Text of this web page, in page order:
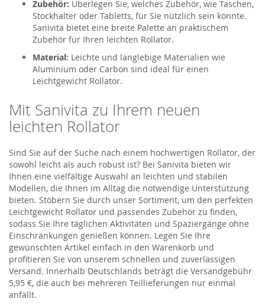
Zubehör: Überlegen Sie, welches Zubehör, wie Taschen,
Stockhalter oder Tabletts, für Sie nützlich sein könnte.
Sanivita bietet eine breite Palette an praktischem
Zubehör für Ihren leichten Rollator.
Material: Leichte und langlebige Materialien wie
Aluminium oder Carbon sind ideal für einen
Leichtgewicht Rollator.
Mit Sanivita zu Ihrem neuen
leichten Rollator
Sind Sie auf der Suche nach einem hochwertigen Rollator, der
sowohl leicht als auch robust ist? Bei Sanivita bieten wir
Ihnen eine vielfältige Auswahl an leichten und stabilen
Modellen, die Ihnen im Alltag die notwendige Unterstützung
bieten. Stöbern Sie durch unser Sortiment, um den perfekten
Leichtgewicht Rollator und passendes Zubehör zu finden,
sodass Sie Ihre täglichen Aktivitäten und Spaziergänge ohne
Einschränkungen genießen können. Legen Sie Ihre
gewünschten Artikel einfach in den Warenkorb und
profitieren Sie von unserem schnellen und zuverlässigen
Versand. Innerhalb Deutschlands beträgt die Versandgebühr
5,95 €, die auch bei mehreren Teillieferungen nur einmal
anfällt.